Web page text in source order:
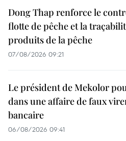
Dong Thap renforce le
flotte de pêche et la
produits de la pêche
07/08/2026 09:21
Le président de Mekolor
dans une affaire de faux
bancaire
06/08/2026 09:41